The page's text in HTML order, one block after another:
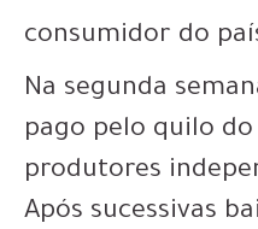
consumidor do
Na segunda
pago pelo quilo
produtores
Após sucessivas